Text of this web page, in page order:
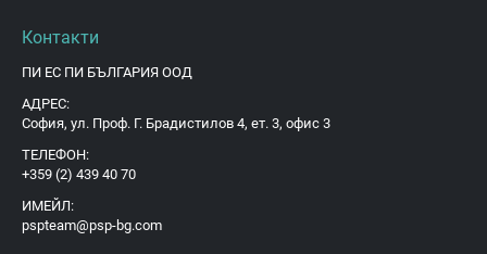
Контакти
ПИ ЕС ПИ БЪЛГАРИЯ ООД
АДРЕС:
София, ул. Проф. Г. Брадистилов 4, ет. 3, офис 3
ТЕЛЕФОН:
+359 (2) 439 40 70
ИМЕЙЛ:
pspteam@psp-bg.com